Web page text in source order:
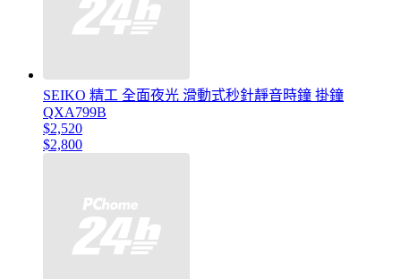
SEIKO 精工 全面夜光 滑動式秒針靜音時鐘 掛鐘
QXA799B
$2,520
$2,800